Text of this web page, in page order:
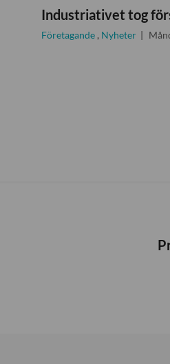
Industriativet tog
Företagande , Nyheter